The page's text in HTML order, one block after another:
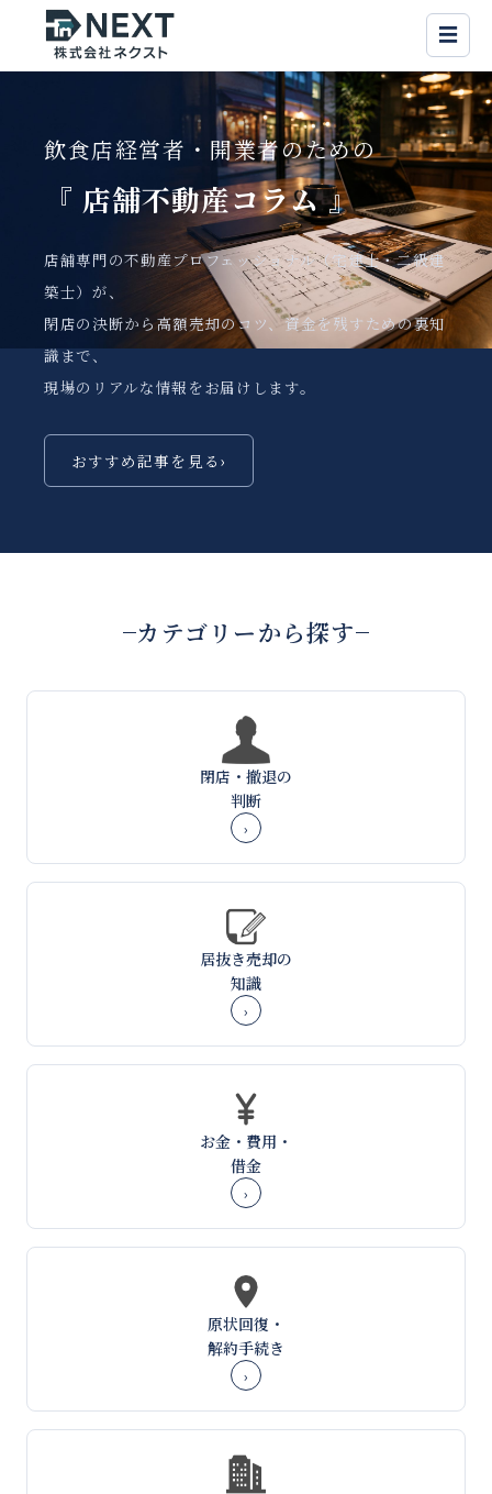
☰
飲食店経営者・開業者のための
『 店舗不動産コラム 』
店舗専門の不動産プロフェッショナル（宅建士・二級建
築士）が、
閉店の決断から高額売却のコツ、資金を残すための裏知
識まで、
現場のリアルな情報をお届けします。
おすすめ記事を見る ›
カテゴリーから探す
閉店・撤退の
判断
›
居抜き売却の
知識
›
お金・費用・
借金
›
原状回復・
解約手続き
›